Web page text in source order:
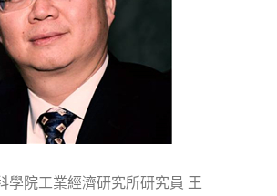
學院工業經濟研究所研究員 王